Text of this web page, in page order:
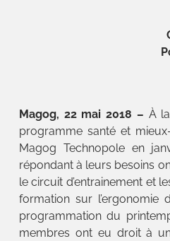
Magog, 22 mai 2018 – À
programme santé et
Magog Technopole en
répondant à leurs besoins
le circuit d’entrainement et
formation sur l’ergonomie
programmation du
membres ont eu droit à